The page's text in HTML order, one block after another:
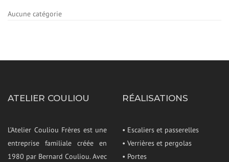
Aucune catégorie
ATELIER COULIOU
L’Atelier Couliou Frères est une
entreprise familiale créée en
1980 par Bernard Couliou. Avec
RÉALISATIONS
• Escaliers et passerelles
• Verrières et pergolas
• Portes